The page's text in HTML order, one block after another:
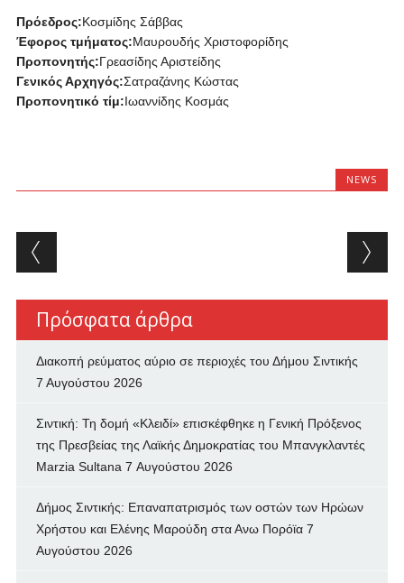
Πρόεδρος:Κοσμίδης Σάββας
Έφορος τμήματος:Μαυρουδής Χριστοφορίδης
Προπονητής:Γρεασίδης Αριστείδης
Γενικός Αρχηγός:Σατραζάνης Κώστας
Προπονητικό τίμ:Ιωαννίδης Κοσμάς
NEWS
Post navigation
Πρόσφατα άρθρα
Διακοπή ρεύματος αύριο σε περιοχές του Δήμου Σιντικής
7 Αυγούστου 2026
Σιντική: Τη δομή «Κλειδί» επισκέφθηκε η Γενική Πρόξενος
της Πρεσβείας της Λαϊκής Δημοκρατίας του Μπανγκλαντές
Marzia Sultana 7 Αυγούστου 2026
Δήμος Σιντικής: Επαναπατρισμός των oστών των Ηρώων
Χρήστου και Ελένης Μαρούδη στα Ανω Πορόϊα 7
Αυγούστου 2026